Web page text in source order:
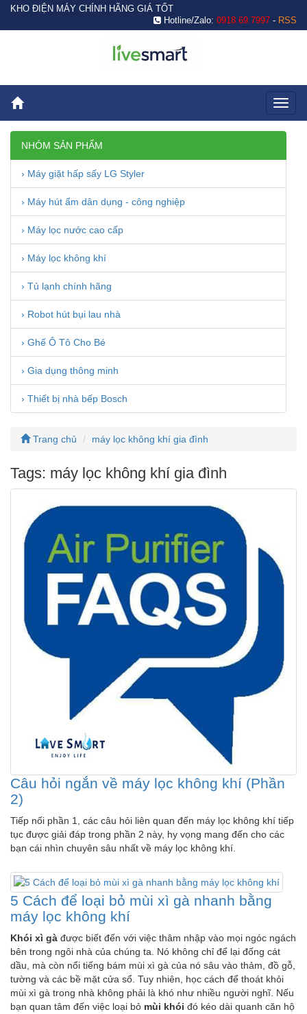
KHO ĐIỆN MÁY CHÍNH HÃNG GIÁ TỐT
Hotline/Zalo: 0918.69.7997 - RSS
NHÓM SẢN PHẨM
› Máy giặt hấp sấy LG Styler
› Máy hút ẩm dân dụng - công nghiệp
› Máy lọc nước cao cấp
› Máy lọc không khí
› Tủ lạnh chính hãng
› Robot hút bụi lau nhà
› Ghế Ô Tô Cho Bé
› Gia dụng thông minh
› Thiết bị nhà bếp Bosch
Trang chủ máy lọc không khí gia đình
Tags: máy lọc không khí gia đình
Câu hỏi ngắn về máy lọc không khí (Phần
2)
Tiếp nối phần 1, các câu hỏi liên quan đến máy lọc không khí tiếp
tục được giải đáp trong phần 2 này, hy vọng mang đến cho các
bạn cái nhìn chuyên sâu nhất về máy lọc không khí.
5 Cách để loại bỏ mùi xì gà nhanh bằng
máy lọc không khí
Khói xì gà được biết đến với việc thâm nhập vào mọi ngóc ngách
bên trong ngôi nhà của chúng ta. Nó không chỉ để lại đống cát
dầu, mà còn nổi tiếng bám mùi xì gà của nó sâu vào thảm, đồ gỗ,
tường và các bề mặt cửa sổ. Tuy nhiên, học cách để thoát khỏi
mùi xì gà trong nhà không phải là khó như nhiều người nghĩ. Nếu
bạn quan tâm đến việc loại bỏ mùi khói đó kéo dài quanh căn hộ